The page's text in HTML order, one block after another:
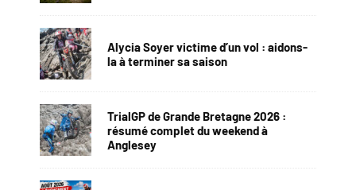
Alycia Soyer victime d’un vol : aidons-
la à terminer sa saison
TrialGP de Grande Bretagne 2026 :
résumé complet du weekend à
Anglesey